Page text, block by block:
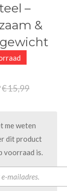
–
&
€ 15,99
me weten
dit product
voorraad is.